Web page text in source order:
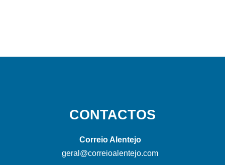
CONTACTOS
Correio Alentejo
geral@correioalentejo.com